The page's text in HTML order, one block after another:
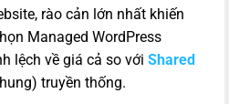
rào cản lớn nhất khiến
Managed WordPress
lệch về giá cả so với Shared
truyền thống.